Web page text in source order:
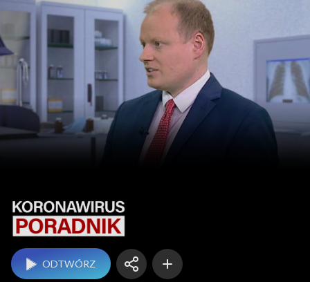
Koronawirus. Poradnik
ODTWÓRZ